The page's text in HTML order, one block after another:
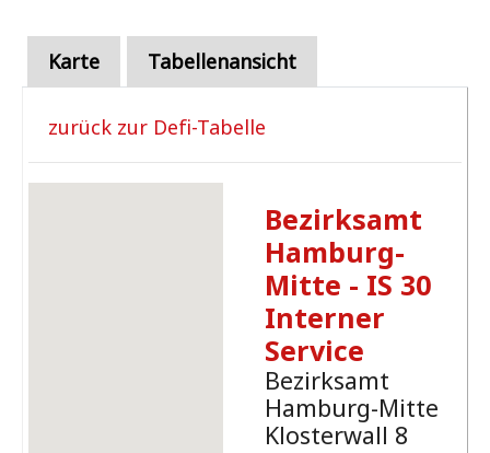
Karte Tabellenansicht
zurück zur Defi-Tabelle
Bezirksamt
Hamburg-
Mitte - IS 30
Interner
Service
Bezirksamt
Hamburg-Mitte
Klosterwall 8